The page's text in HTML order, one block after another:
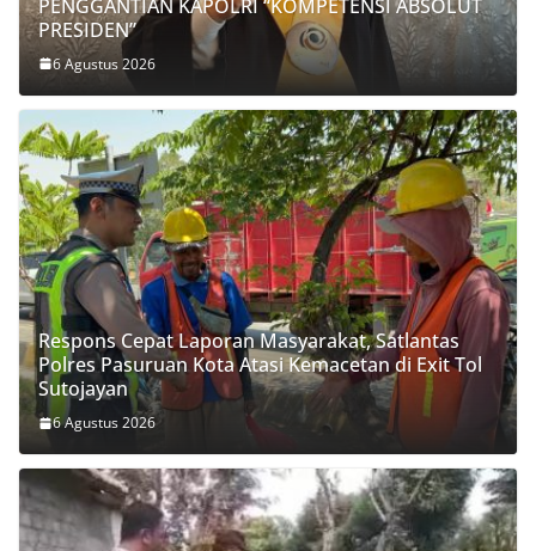
PENGGANTIAN KAPOLRI “KOMPETENSI ABSOLUT
PRESIDEN”
6 Agustus 2026
Respons Cepat Laporan Masyarakat, Satlantas
Polres Pasuruan Kota Atasi Kemacetan di Exit Tol
Sutojayan
6 Agustus 2026